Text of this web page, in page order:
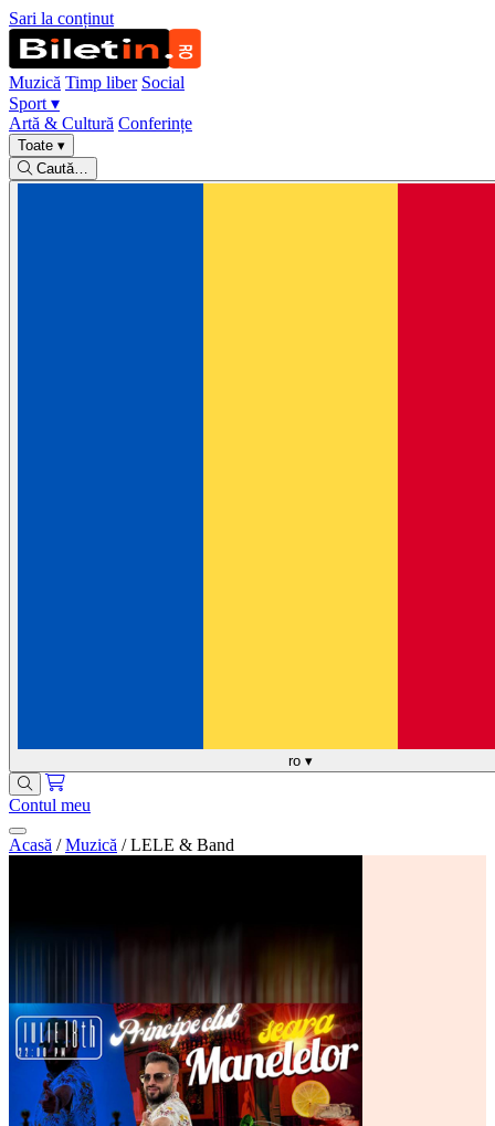
Sari la conținut
Muzică Timp liber Social
Sport ▾
Artă & Cultură Conferințe
Toate ▾
Caută…
ro ▾
Contul meu
Acasă / Muzică / LELE & Band